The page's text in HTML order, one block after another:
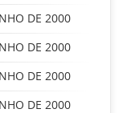
DE 2000
DE 2000
DE 2000
DE 2000